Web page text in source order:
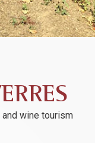
wine tourism